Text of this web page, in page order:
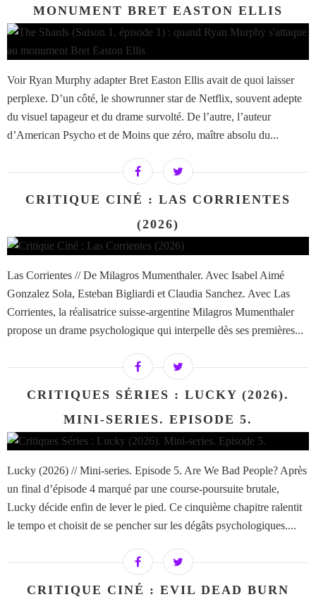
MONUMENT BRET EASTON ELLIS
Voir Ryan Murphy adapter Bret Easton Ellis avait de quoi laisser
perplexe. D’un côté, le showrunner star de Netflix, souvent adepte
du visuel tapageur et du drame survolté. De l’autre, l’auteur
d’American Psycho et de Moins que zéro, maître absolu du...
CRITIQUE CINÉ : LAS CORRIENTES
(2026)
Las Corrientes // De Milagros Mumenthaler. Avec Isabel Aimé
Gonzalez Sola, Esteban Bigliardi et Claudia Sanchez. Avec Las
Corrientes, la réalisatrice suisse-argentine Milagros Mumenthaler
propose un drame psychologique qui interpelle dès ses premières...
CRITIQUES SÉRIES : LUCKY (2026).
MINI-SERIES. EPISODE 5.
Lucky (2026) // Mini-series. Episode 5. Are We Bad People? Après
un final d’épisode 4 marqué par une course-poursuite brutale,
Lucky décide enfin de lever le pied. Ce cinquième chapitre ralentit
le tempo et choisit de se pencher sur les dégâts psychologiques....
CRITIQUE CINÉ : EVIL DEAD BURN